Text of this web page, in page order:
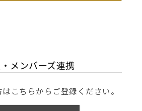
メンバーズ連携
こちらからご登録ください。